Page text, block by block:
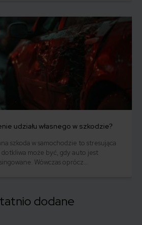
udziału własnego w szkodzie?
szkoda w samochodzie to stresująca
może być, gdy auto jest
Wówczas oprócz
jest to rozwiązanie i jakie niesie
dodane